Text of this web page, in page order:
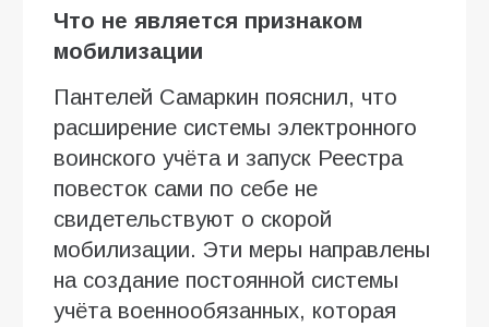
Что не является признаком
мобилизации
Пантелей Самаркин пояснил, что
расширение системы электронного
воинского учёта и запуск Реестра
повесток сами по себе не
свидетельствуют о скорой
мобилизации. Эти меры направлены
на создание постоянной системы
учёта военнообязанных, которая